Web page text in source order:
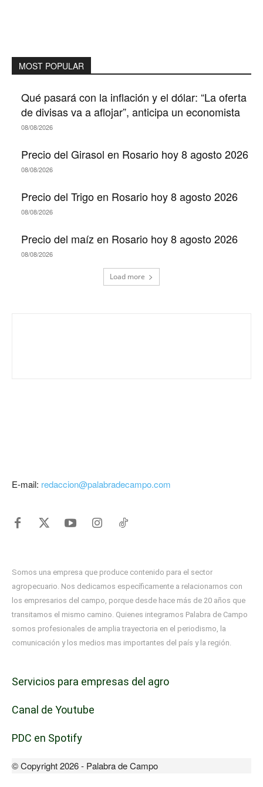
MOST POPULAR
Qué pasará con la inflación y el dólar: “La oferta
de divisas va a aflojar”, anticipa un economista
08/08/2026
Precio del Girasol en Rosario hoy 8 agosto 2026
08/08/2026
Precio del Trigo en Rosario hoy 8 agosto 2026
08/08/2026
Precio del maíz en Rosario hoy 8 agosto 2026
08/08/2026
Load more
E-mail: redaccion@palabradecampo.com
Somos una empresa que produce contenido para el sector
agropecuario. Nos dedicamos específicamente a relacionarnos con
los empresarios del campo, porque desde hace más de 20 años que
transitamos el mismo camino. Quienes integramos Palabra de Campo
somos profesionales de amplia trayectoria en el periodismo, la
comunicación y los medios mas importantes del país y la región.
Servicios para empresas del agro
Canal de Youtube
PDC en Spotify
© Copyright 2026 - Palabra de Campo